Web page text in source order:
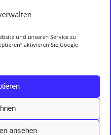
und unseren Service zu
aktivieren Sie Google
ansehen
nach Kythera“
de Cythère) ist der Titel
als ein Reich der Liebe,
nach Kythera“
de Cythère) ist der Titel
Malers